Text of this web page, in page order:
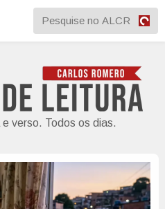
e verso. Todos os dias.